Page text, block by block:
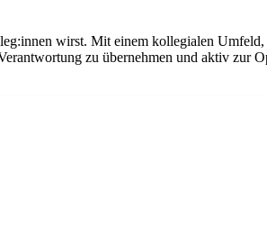
wirst. Mit einem kollegialen Umfeld,
zu übernehmen und aktiv zur